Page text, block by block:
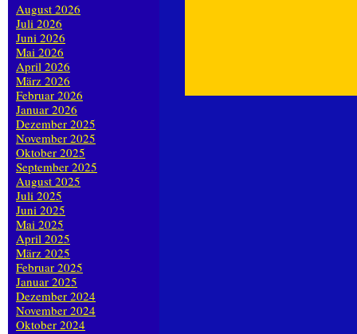
August 2026
Juli 2026
Juni 2026
Mai 2026
April 2026
März 2026
Februar 2026
Januar 2026
Dezember 2025
November 2025
Oktober 2025
September 2025
August 2025
Juli 2025
Juni 2025
Mai 2025
April 2025
März 2025
Februar 2025
Januar 2025
Dezember 2024
November 2024
Oktober 2024